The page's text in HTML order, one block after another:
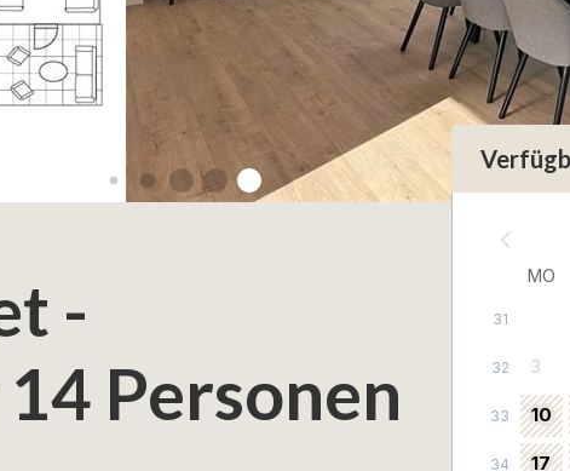
-
Personen
MO
31
32 3
33 10
34 17